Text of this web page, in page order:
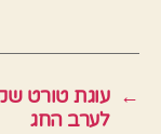
← עוגת טורט
לערב החג